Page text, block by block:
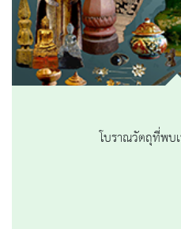
โบราณวัตถุที่พบ